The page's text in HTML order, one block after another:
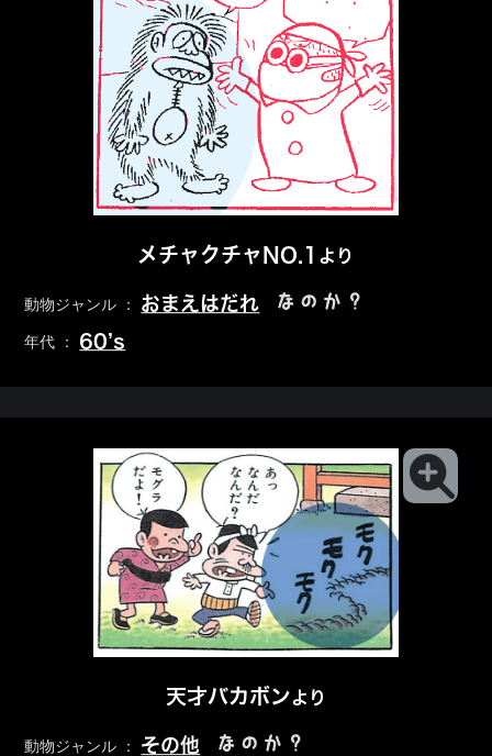
メチャクチャNO.1 より
動物ジャンル ： おまえはだれ なのか？
年代 ： 60’s
天才バカボンより
動物ジャンル ： その他 なのか？